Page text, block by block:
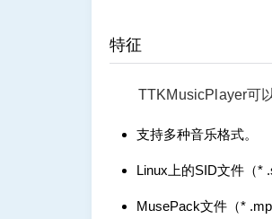
特征
TTKMusicPlayer可
支持多种音乐格式。
Linux上的SID文件（*
MusePack文件（*